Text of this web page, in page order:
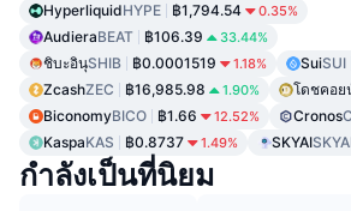
HyperliquidHYPE ฿1,794.54 0.35%
AudieraBEAT ฿106.39 33.44%
ชิบะอินุSHIB ฿0.0001519 1.18% SuiSUI
ZcashZEC ฿16,985.98 1.90% โดชคอย
BiconomyBICO ฿1.66 12.52% Cronos
KaspaKAS ฿0.8737 1.49% SKYAI
กำลังเป็นที่นิยม